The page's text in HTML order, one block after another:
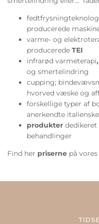
producerede
varme- og
producerede TEI
infrarød varmeterapi,
og smertelindring
cupping;
hvorved væske og
forskellige typer af
anerkendte
produkter
behandlinger
Find her priserne på